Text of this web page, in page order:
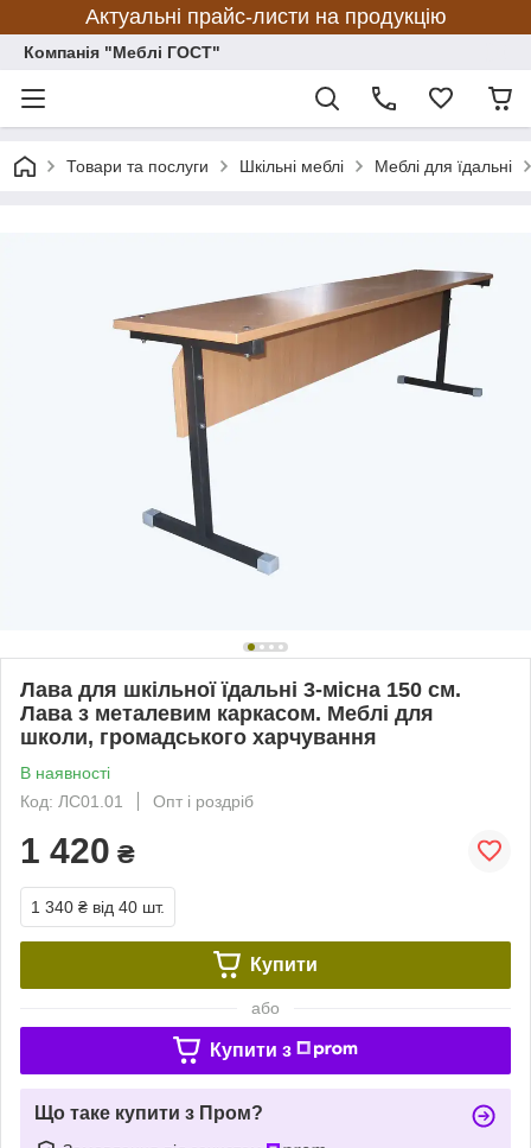
Актуальні прайс-листи на продукцію
Компанія "Меблі ГОСТ"
Товари та послуги Шкільні меблі Меблі для їдальні
Лава для шкільної їдальні 3-місна 150 см.
Лава з металевим каркасом. Меблі для
школи, громадського харчування
В наявності
Код: ЛС01.01
Опт і роздріб
1 420 ₴
1 340 ₴ від 40 шт.
Купити
або
Купити з
Що таке купити з Пром?